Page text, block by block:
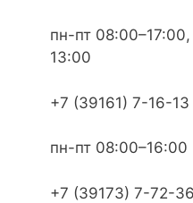
пн-пт
13:00
+7 (39161) 7-16-13
пн-пт 08:00–16:00
+7 (39173) 7-72-36